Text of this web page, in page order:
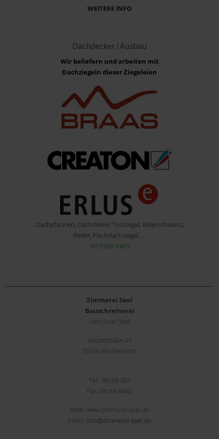
WEITERE INFO
Dachdecker / Ausbau
Wir beliefern und arbeiten mit
Dachziegeln dieser Ziegeleien
Dachpfannen, Dachsteine, Tonziegel, Biberschwanz,
Reiter, Flachdachziegel, ...
WEITERE INFO
Zimmerei Seel
Bauschreinerei
Herr Josef Seel
Hauptstraße 27
85395 Wolfersdorf
Tel: 08168 507
Fax: 08168 9440
Web: www.zimmerei-seel.de
Email: info@zimmerei-seel.de